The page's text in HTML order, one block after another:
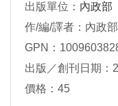
出版單位： 內政部
作/編/譯者：內政
GPN：
出版／創刊日期：
價格：45